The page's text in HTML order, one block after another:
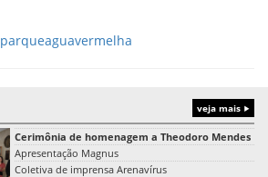
parqueaguavermelha
veja mais
Cerimônia de homenagem a Theodoro Mendes
Apresentação Magnus
Coletiva de imprensa Arenavírus